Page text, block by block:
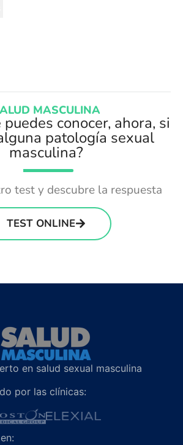
MASCULINA
conocer, ahora, si
patología sexual
masculina?
test y descubre la respuesta
TEST ONLINE
en salud sexual masculina
por las clínicas: